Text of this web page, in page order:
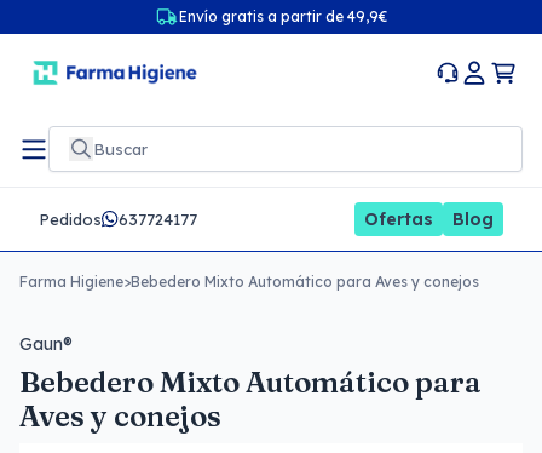
Envío gratis a partir de 49,9€
Pedidos 637724177 Ofertas Blog
Farma Higiene>Bebedero Mixto Automático para Aves y conejos
Gaun®
Bebedero Mixto Automático para
Aves y conejos